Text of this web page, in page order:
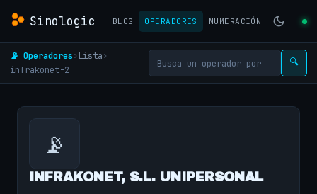
Sinologic BLOG OPERADORES NUMERACIÓN
📡 Operadores› Lista›
infrakonet-2
🔍
📡
INFRAKONET, S.L. UNIPERSONAL